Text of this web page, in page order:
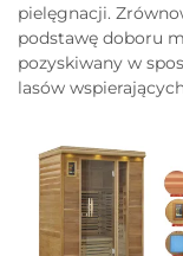
pielęgnacji.
podstawę doboru
pozyskiwany w
lasów